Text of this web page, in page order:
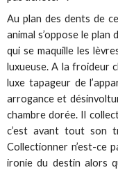
Au plan des dents de
animal s’oppose le plan
qui se maquille les
luxueuse. A la froideur
luxe tapageur de
arrogance et
chambre dorée. Il
c’est avant tout son
Collectionner n’est-ce
ironie du destin alors